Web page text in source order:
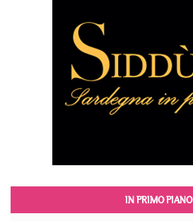
IN PRIMO PIANO